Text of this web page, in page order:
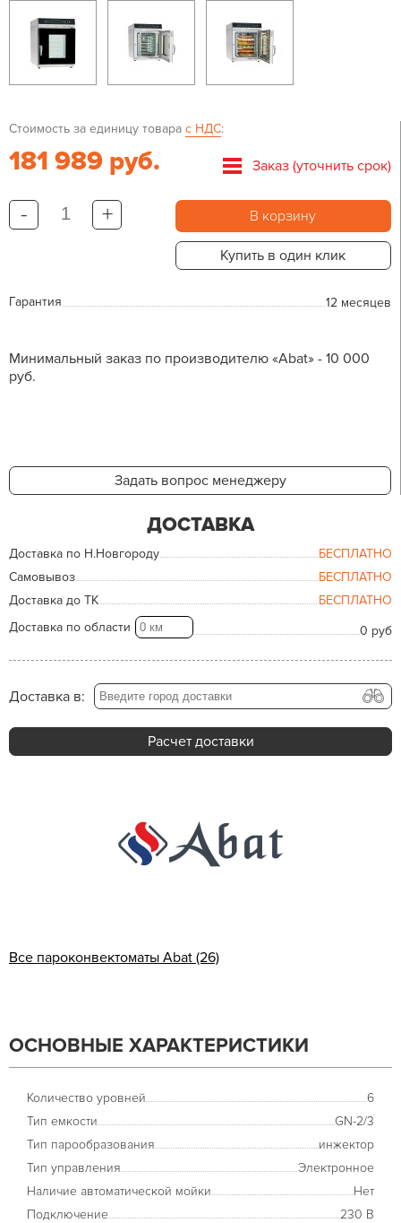
Стоимость за единицу товара с НДС:
181 989 руб. Заказ (уточнить срок)
- + В корзину
Купить в один клик
Гарантия 12 месяцев
Минимальный заказ по производителю «Abat» - 10 000
руб.
Задать вопрос менеджеру
ДОСТАВКА
Доставка по Н.Новгороду
БЕСПЛАТНО
Самовывоз
БЕСПЛАТНО
Доставка до ТК
БЕСПЛАТНО
Доставка по области
0 руб
Доставка в:
Расчет доставки
Все пароконвектоматы Abat (26)
ОСНОВНЫЕ ХАРАКТЕРИСТИКИ
Количество уровней
6
Тип емкости
GN-2/3
Тип парообразования
инжектор
Тип управления
Электронное
Наличие автоматической мойки
Нет
Подключение
230 В